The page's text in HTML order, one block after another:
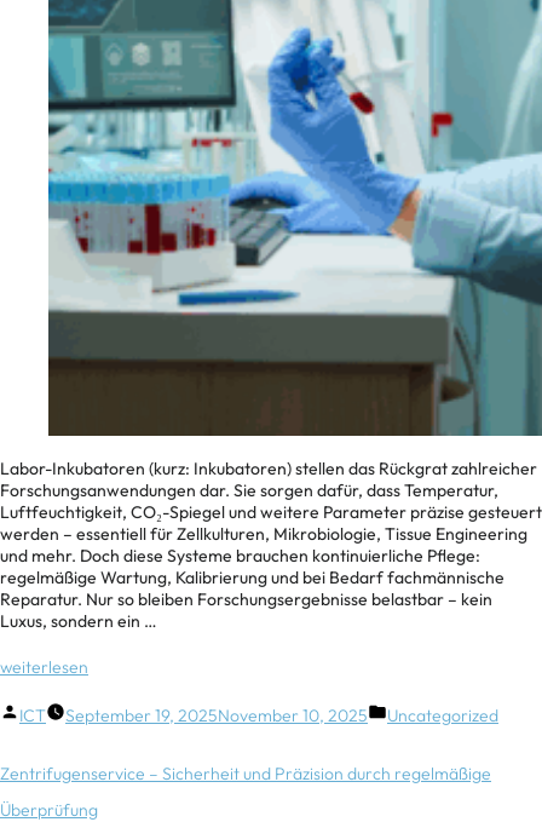
Labor-Inkubatoren (kurz: Inkubatoren) stellen das Rückgrat zahlreicher
Forschungsanwendungen dar. Sie sorgen dafür, dass Temperatur,
Luftfeuchtigkeit, CO₂-Spiegel und weitere Parameter präzise gesteuert
werden – essentiell für Zellkulturen, Mikrobiologie, Tissue Engineering
und mehr. Doch diese Systeme brauchen kontinuierliche Pflege:
regelmäßige Wartung, Kalibrierung und bei Bedarf fachmännische
Reparatur. Nur so bleiben Forschungsergebnisse belastbar – kein
Luxus, sondern ein …
weiterlesen
ICT September 19, 2025November 10, 2025 Uncategorized
Zentrifugenservice – Sicherheit und Präzision durch regelmäßige
Überprüfung